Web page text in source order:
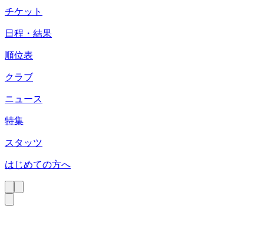
チケット
日程・結果
順位表
クラブ
ニュース
特集
スタッツ
はじめての方へ